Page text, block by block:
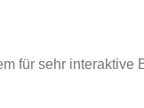
für sehr